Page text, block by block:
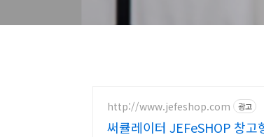
http://www.jefeshop.com 광고
써큘레이터 JEFeSHOP 창고